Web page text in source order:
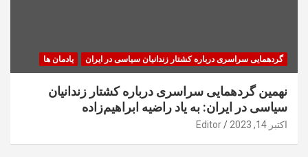
گردهمایی سراسری درباره کشتار زندانیان سیاسی در ایران یادمان ها
نهمین گردهمایی سراسری درباره کشتار زندانیان
سیاسی در ایران: به یاد راضیه ابراهیم‌زاده
اکتبر 14, 2023 Editor